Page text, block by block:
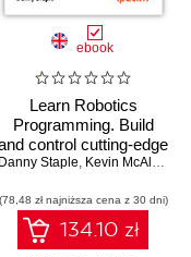
,Amit Malik ,Prasad Gandham
ebook
Learn Robotics
Programming. Build
control cutting-edge
AI robots with
Python - Third Edition
Danny Staple, Kevin McAleer
(78,48 zł najniższa cena z 30 dni)
134.10 zł